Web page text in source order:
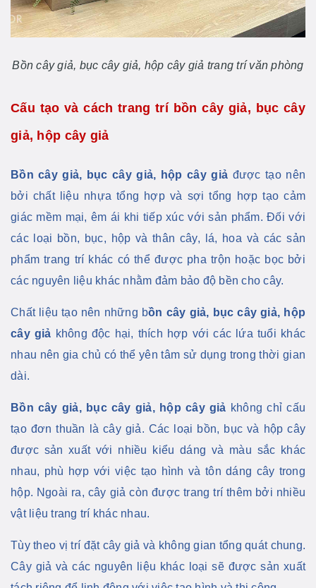
Bồn cây giả, bục cây giả, hộp cây giả trang trí văn phòng
Cấu tạo và cách trang trí bồn cây giả, bục cây
giả, hộp cây giả
Bồn cây giả, bục cây giả, hộp cây giả được tạo nên
bởi chất liệu nhựa tổng hợp và sợi tổng hợp tạo cảm
giác mềm mại, êm ái khi tiếp xúc với sản phẩm. Đối với
các loại bồn, bục, hộp và thân cây, lá, hoa và các sản
phẩm trang trí khác có thể được pha trộn hoặc bọc bởi
các nguyên liệu khác nhằm đảm bảo độ bền cho cây.
Chất liệu tạo nên những bồn cây giả, bục cây giả, hộp
cây giả không độc hại, thích hợp với các lứa tuổi khác
nhau nên gia chủ có thể yên tâm sử dụng trong thời gian
dài.
Bồn cây giả, bục cây giả, hộp cây giả không chỉ cấu
tạo đơn thuần là cây giả. Các loại bồn, bục và hộp cây
được sản xuất với nhiều kiểu dáng và màu sắc khác
nhau, phù hợp với việc tạo hình và tôn dáng cây trong
hộp. Ngoài ra, cây giả còn được trang trí thêm bởi nhiều
vật liệu trang trí khác nhau.
Tùy theo vị trí đặt cây giả và không gian tổng quát chung.
Cây giả và các nguyên liệu khác loại sẽ được sản xuất